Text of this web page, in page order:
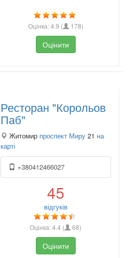
Оцінка:4.9 ( 178)
Оцінити
Ресторан "Корольов
Паб"
Житомир проспект Миру 21 на
карті
+380412466027
45
відгуків
Оцінка:4.4 ( 68)
Оцінити